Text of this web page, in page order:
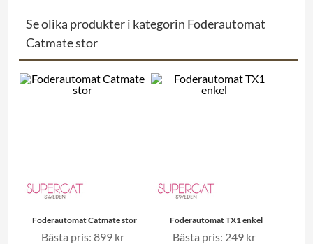
Se olika produkter i kategorin Foderautomat
Catmate stor
Foderautomat Catmate stor
Bästa pris: 899 kr
Foderautomat TX1 enkel
Bästa pris: 249 kr